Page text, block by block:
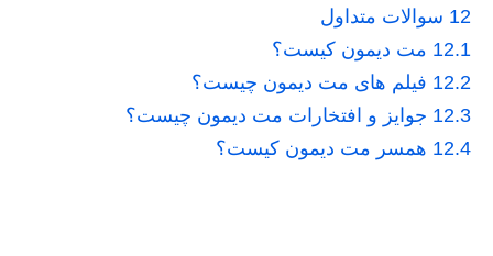
12 سوالات متداول
12.1 مت دیمون کیست؟
12.2 فیلم های مت دیمون چیست؟
12.3 جوایز و افتخارات مت دیمون چیست؟
12.4 همسر مت دیمون کیست؟